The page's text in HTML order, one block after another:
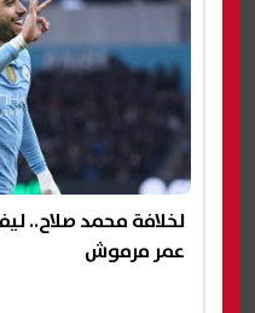
لخلافة محمد صلاح..
عمر مرموش